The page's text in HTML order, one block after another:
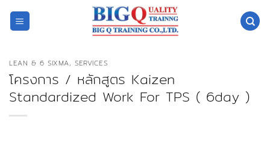
LEAN & 6 SIXMA, SERVICES
โครงการ / หลักสูตร Kaizen
Standardized Work For TPS ( 6day )